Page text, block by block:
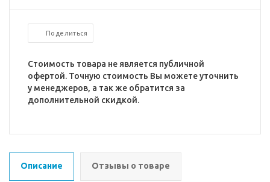
Поделиться
Стоимость товара не является публичной
офертой. Точную стоимость Вы можете уточнить
у менеджеров, а так же обратится за
дополнительной скидкой.
Описание Отзывы о товаре